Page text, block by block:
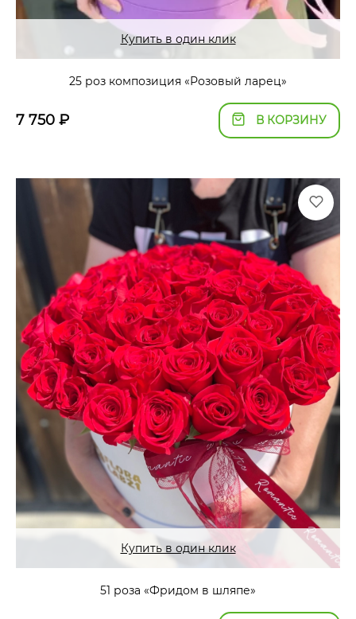
Купить в один клик
25 роз композиция «Розовый ларец»
7 750 ₽ В КОРЗИНУ
Купить в один клик
51 роза «Фридом в шляпе»